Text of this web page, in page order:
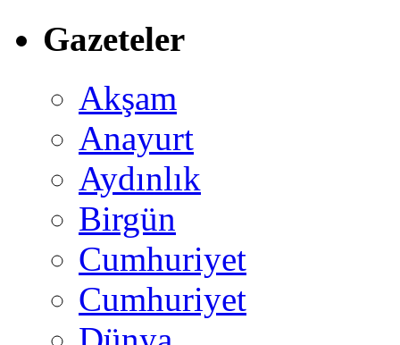
Gazeteler
Akşam
Anayurt
Aydınlık
Birgün
Cumhuriyet
Cumhuriyet